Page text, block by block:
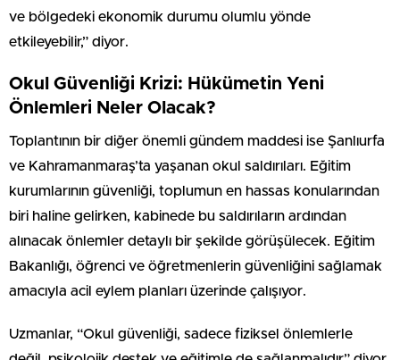
ve bölgedeki ekonomik durumu olumlu yönde
etkileyebilir,” diyor.
Okul Güvenliği Krizi: Hükümetin Yeni
Önlemleri Neler Olacak?
Toplantının bir diğer önemli gündem maddesi ise Şanlıurfa
ve Kahramanmaraş’ta yaşanan okul saldırıları. Eğitim
kurumlarının güvenliği, toplumun en hassas konularından
biri haline gelirken, kabinede bu saldırıların ardından
alınacak önlemler detaylı bir şekilde görüşülecek. Eğitim
Bakanlığı, öğrenci ve öğretmenlerin güvenliğini sağlamak
amacıyla acil eylem planları üzerinde çalışıyor.
Uzmanlar, “Okul güvenliği, sadece fiziksel önlemlerle